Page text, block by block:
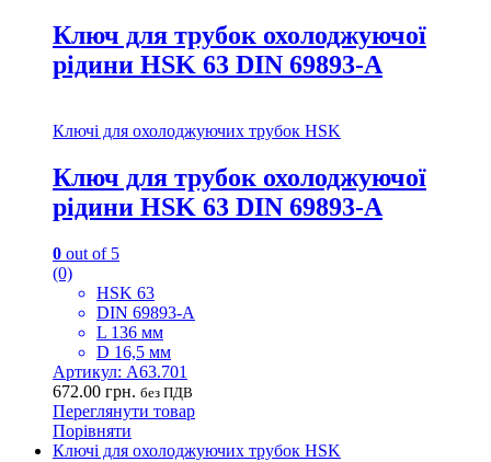
Ключ для трубок охолоджуючої
рідини HSK 63 DIN 69893-А
Ключі для охолоджуючих трубок HSK
Ключ для трубок охолоджуючої
рідини HSK 63 DIN 69893-А
0 out of 5
(0)
HSK 63
DIN 69893-А
L 136 мм
D 16,5 мм
Артикул: A63.701
672.00 грн. без ПДВ
Переглянути товар
Порівняти
Ключі для охолоджуючих трубок HSK